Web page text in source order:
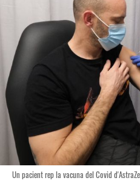
Un pacient rep la vacuna del Covid